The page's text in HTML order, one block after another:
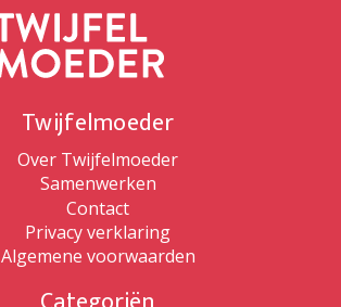
Twijfelmoeder
Over Twijfelmoeder
Samenwerken
Contact
Privacy verklaring
Algemene voorwaarden